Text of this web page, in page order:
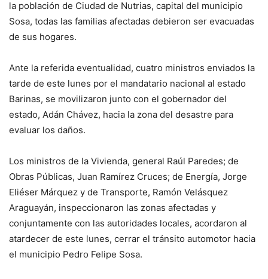
la población de Ciudad de Nutrias, capital del municipio
Sosa, todas las familias afectadas debieron ser evacuadas
de sus hogares.
Ante la referida eventualidad, cuatro ministros enviados la
tarde de este lunes por el mandatario nacional al estado
Barinas, se movilizaron junto con el gobernador del
estado, Adán Chávez, hacia la zona del desastre para
evaluar los daños.
Los ministros de la Vivienda, general Raúl Paredes; de
Obras Públicas, Juan Ramírez Cruces; de Energía, Jorge
Eliéser Márquez y de Transporte, Ramón Velásquez
Araguayán, inspeccionaron las zonas afectadas y
conjuntamente con las autoridades locales, acordaron al
atardecer de este lunes, cerrar el tránsito automotor hacia
el municipio Pedro Felipe Sosa.